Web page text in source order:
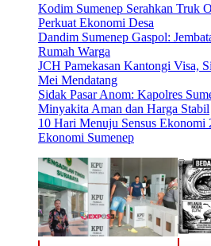
Kodim Sumenep Serahkan Truk
Perkuat Ekonomi Desa
Dandim Sumenep Gaspol:
Rumah Warga
JCH Pamekasan Kantongi Visa,
Mei Mendatang
Sidak Pasar Anom: Kapolres
Minyakita Aman dan Harga Stabil
10 Hari Menuju Sensus
Ekonomi Sumenep